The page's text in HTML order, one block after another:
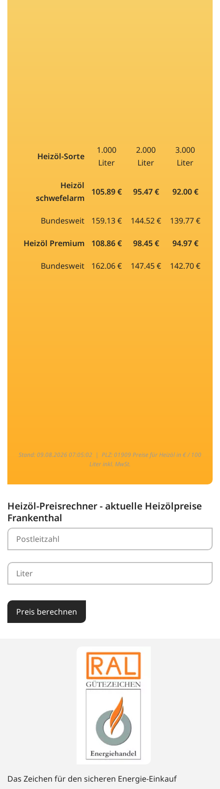
Heizöl-Sorte
1.000
Liter
2.000
Liter
3.000
Liter
Heizöl
schwefelarm
105.89 € 95.47 € 92.00 €
Bundesweit 159.13 € 144.52 € 139.77 €
Heizöl Premium 108.86 € 98.45 € 94.97 €
Bundesweit 162.06 € 147.45 € 142.70 €
Stand: 09.08.2026 07:05:02 | PLZ: 01909 Preise für Heizöl in € / 100
Liter inkl. MwSt.
Heizöl-Preisrechner - aktuelle Heizölpreise
Frankenthal
Preis berechnen
Das Zeichen für den sicheren Energie-Einkauf